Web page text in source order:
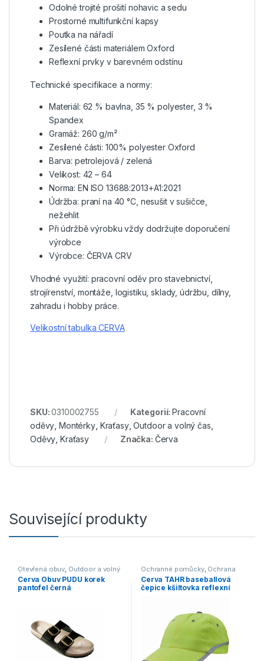
Odolné trojité prošití nohavic a sedu
Prostorné multifunkční kapsy
Poutka na nářadí
Zesílené části materiálem Oxford
Reflexní prvky v barevném odstínu
Technické specifikace a normy:
Materiál: 62 % bavlna, 35 % polyester, 3 %
Spandex
Gramáž: 260 g/m²
Zesílené části: 100% polyester Oxford
Barva: petrolejová / zelená
Velikost: 42 – 64
Norma: EN ISO 13688:2013+A1:2021
Údržba: praní na 40 °C, nesušit v sušičce,
nežehlit
Při údržbě výrobku vždy dodržujte doporučení
výrobce
Výrobce: ČERVA CRV
Vhodné využití: pracovní oděv pro stavebnictví,
strojírenství, montáže, logistiku, sklady, údržbu, dílny,
zahradu i hobby práce.
Velikostní tabulka CERVA
SKU:0310002755 Kategorií:Pracovní
oděvy ,Montérky, Kraťasy,Outdoor a volný čas
Oděvy ,Kraťasy Značka: Červa
Související produkty
Otevřená obuv Outdoor a volný
čas Pantofle
Cerva Obuv PUDU korek
pantofel černá
Ochranné pomůcky, Ochrana
hlavy Outdoor a volný čas
Doplňky,Čepice, rukavice, šály
Cerva TAHR baseballová
čepice kšiltovka reflexní